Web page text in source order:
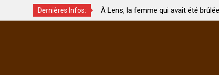
Dernières Infos:
?
À Lens, la femme qui avait été brûlée avec son bébé
par son mari est morte